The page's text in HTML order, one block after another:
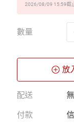
2026/08/09 15:59截
數量
放
配送
付款